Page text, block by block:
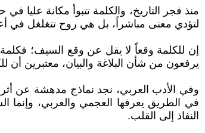
منذ فجر التاريخ، والكلمة تتبوأ مكانة
لتؤدي معنى مباشراً، بل هي روح تتغلغل في
إن للكلمة وقعاً لا يقل عن وقع السيف؛
يرفعون من شأن البلاغة والبيان، معتبرين أن
وفي الأدب العربي، نجد نماذج مدهشة عن
في الطريق يعرفها العجمي والعربي،
النفاذ إلى القلب.